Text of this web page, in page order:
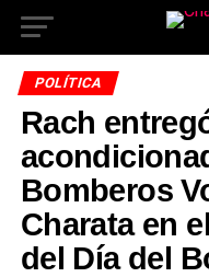
POLÍTICA
Rach
Bomberos
Charata en
del Día del